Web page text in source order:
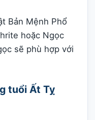
Bản Mệnh Phổ
hoặc Ngọc
sẽ phù hợp với
tuổi Ất Tỵ